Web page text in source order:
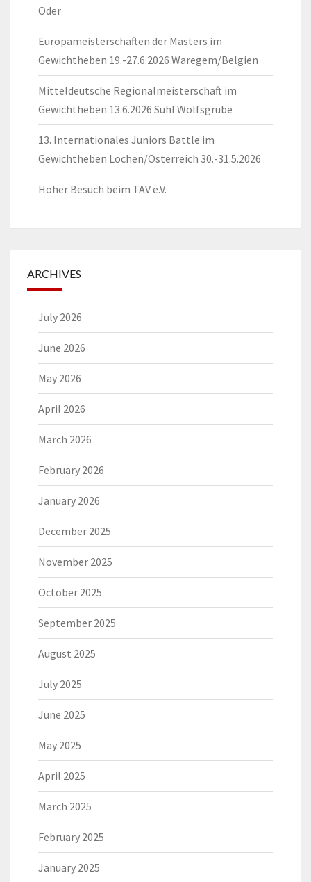
Oder
Europameisterschaften der Masters im
Gewichtheben 19.-27.6.2026 Waregem/Belgien
Mitteldeutsche Regionalmeisterschaft im
Gewichtheben 13.6.2026 Suhl Wolfsgrube
13. Internationales Juniors Battle im
Gewichtheben Lochen/Österreich 30.-31.5.2026
Hoher Besuch beim TAV e.V.
ARCHIVES
July 2026
June 2026
May 2026
April 2026
March 2026
February 2026
January 2026
December 2025
November 2025
October 2025
September 2025
August 2025
July 2025
June 2025
May 2025
April 2025
March 2025
February 2025
January 2025